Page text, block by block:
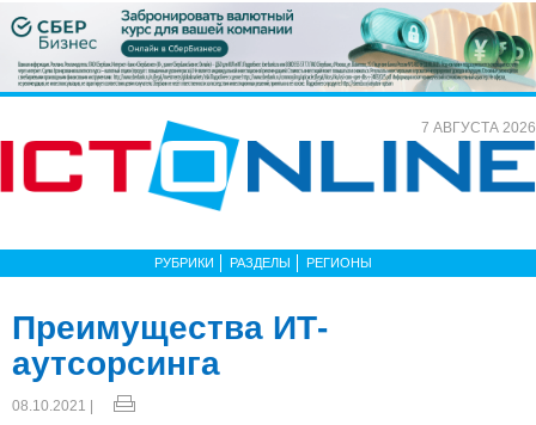
7 АВГУСТА 2026
РУБРИКИ РАЗДЕЛЫ РЕГИОНЫ
Преимущества ИТ-
аутсорсинга
08.10.2021 |